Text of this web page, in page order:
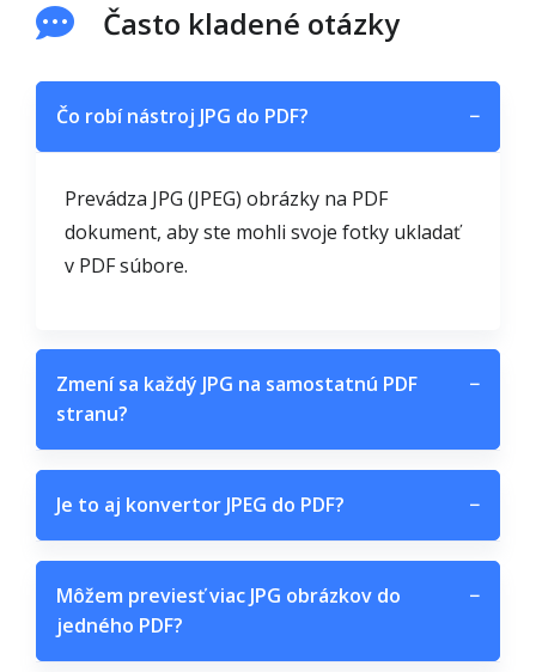
Často kladené otázky
Čo robí nástroj JPG do PDF? −
Prevádza JPG (JPEG) obrázky na PDF
dokument, aby ste mohli svoje fotky ukladať
v PDF súbore.
Zmení sa každý JPG na samostatnú PDF
stranu?
−
Je to aj konvertor JPEG do PDF? −
Môžem previesť viac JPG obrázkov do
jedného PDF?
−